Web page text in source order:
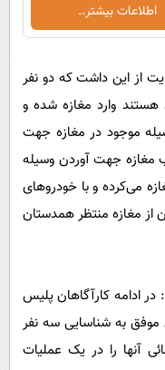
اطلاعات بیشتر..
از این داشت که دو نفر
وارد مغازه شده و
موجود در مغازه جهت
جهت آوردن وسیله
می‌کرده و با خودرو‌های
بیرون از مغازه منتظر همدستان
ادامه کارآگاهان پلیس
موفق به شناسایی سه نفر
آنها را در یک عملیات